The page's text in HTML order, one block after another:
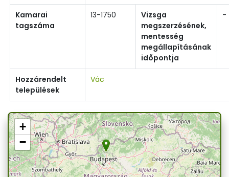
Kamarai
tagszáma
13-1750
Vizsga
megszerzésének,
mentesség
megállapításának
időpontja
-
Hozzárendelt
települések
Vác
+
−